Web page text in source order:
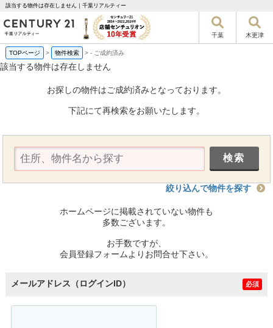
該当する物件は存在しません｜千葉リアルティー
千葉 木更津
TOPページ > 物件検索 >- ご成約済み
該当する物件は存在しません
お探しの物件はご成約済みとなっております。
下記にて再検索をお願いたします。
絞り込んで物件を探す
ホームページに掲載されていない物件も
多数ございます。
お手数ですが、
会員登録フォームよりお問合せ下さい。
メールアドレス（ログインID） 必須